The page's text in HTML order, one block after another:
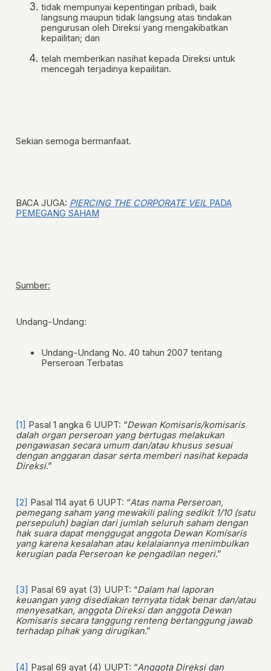
tidak mempunyai kepentingan pribadi, baik
langsung maupun tidak langsung atas tindakan
pengurusan oleh Direksi yang mengakibatkan
kepailitan; dan
telah memberikan nasihat kepada Direksi untuk
mencegah terjadinya kepailitan.
Sekian semoga bermanfaat.
BACA JUGA: PIERCING THE CORPORATE VEILPADA
PEMEGANG SAHAM
Sumber:
Undang-Undang:
Undang-Undang No. 40 tahun 2007 tentang
Perseroan Terbatas
[1] Pasal 1 angka 6 UUPT: “Dewan Komisaris/komisaris
dalah organ perseroan yang bertugas melakukan
pengawasan secara umum dan/atau khusus sesuai
dengan anggaran dasar serta memberi nasihat kepada
Direksi.”
[2] Pasal 114 ayat 6 UUPT: “Atas nama Perseroan,
pemegang saham yang mewakili paling sedikit 1/10 (satu
persepuluh) bagian dari jumlah seluruh saham dengan
hak suara dapat menggugat anggota Dewan Komisaris
yang karena kesalahan atau kelalaiannya menimbulkan
kerugian pada Perseroan ke pengadilan negeri.”
[3] Pasal 69 ayat (3) UUPT: “Dalam hal laporan
keuangan yang disediakan ternyata tidak benar dan/atau
menyesatkan, anggota Direksi dan anggota Dewan
Komisaris secara tanggung renteng bertanggung jawab
terhadap pihak yang dirugikan.”
[4] Pasal 69 ayat (4) UUPT: “Anggota Direksi dan